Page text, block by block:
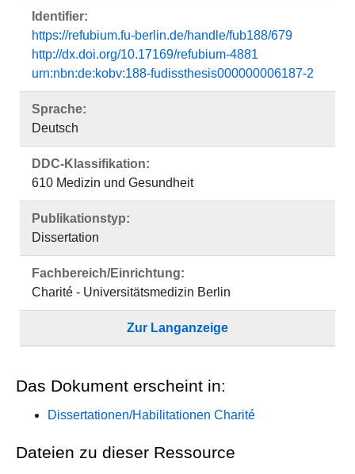
Identifier:
https://refubium.fu-berlin.de/handle/fub188/679
http://dx.doi.org/10.17169/refubium-4881
urn:nbn:de:kobv:188-fudissthesis000000006187-2
Sprache:
Deutsch
DDC-Klassifikation:
610 Medizin und Gesundheit
Publikationstyp:
Dissertation
Fachbereich/Einrichtung:
Charité - Universitätsmedizin Berlin
Zur Langanzeige
Das Dokument erscheint in:
Dissertationen/Habilitationen Charité
Dateien zu dieser Ressource